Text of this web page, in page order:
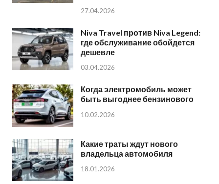
27.04.2026
Niva Travel против Niva Legend:
где обслуживание обойдется
дешевле
03.04.2026
Когда электромобиль может
быть выгоднее бензинового
10.02.2026
Какие траты ждут нового
владельца автомобиля
18.01.2026